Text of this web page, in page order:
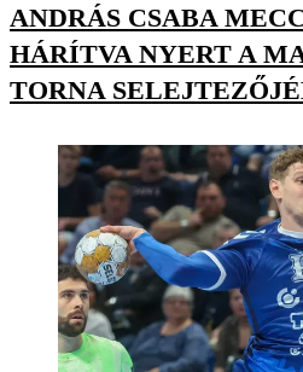
ANDRÁS CSABA
HÁRÍTVA NYERT A
TORNA